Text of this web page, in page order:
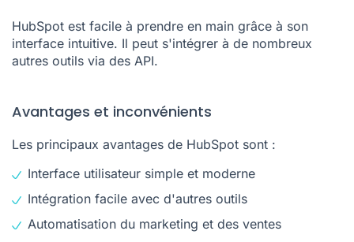
HubSpot est facile à prendre en main grâce à son
interface intuitive. Il peut s'intégrer à de nombreux
autres outils via des API.
Avantages et inconvénients
Les principaux avantages de HubSpot sont :
Interface utilisateur simple et moderne
Intégration facile avec d'autres outils
Automatisation du marketing et des ventes